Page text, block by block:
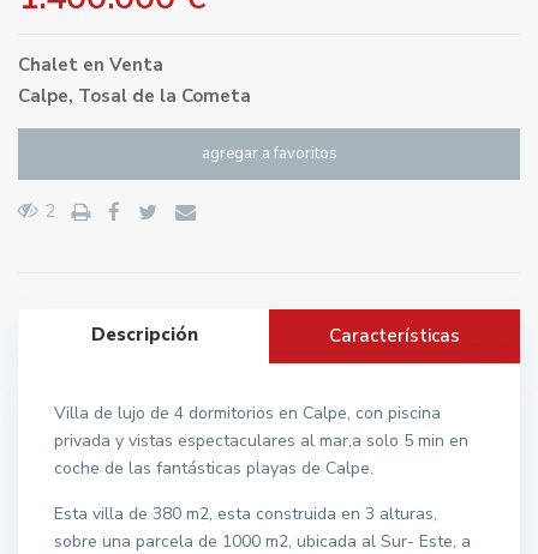
Chalet en Venta
Calpe, Tosal de la Cometa
agregar a favoritos
2
Descripción Características
Villa de lujo de 4 dormitorios en Calpe, con piscina
privada y vistas espectaculares al mar,a solo 5 min en
coche de las fantásticas playas de Calpe.
Esta villa de 380 m2, esta construida en 3 alturas,
sobre una parcela de 1000 m2, ubicada al Sur- Este, a